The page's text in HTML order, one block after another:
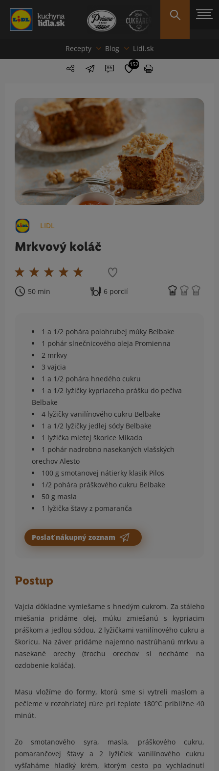
Recepty Blog Lidl.sk
86 152
LIDL
Mrkvový koláč
50 min 6 porcií
1 a 1/2 pohára polohrubej múky Belbake
1 pohár slnečnicového oleja Promienna
2 mrkvy
3 vajcia
1 a 1/2 pohára hnedého cukru
1 a 1/2 lyžičky kypriaceho prášku do pečiva
Belbake
4 lyžičky vanilínového cukru Belbake
1 a 1/2 lyžičky jedlej sódy Belbake
1 lyžička mletej škorice Mikado
1 pohár nadrobno nasekaných vlašských
orechov Alesto
100 g smotanovej nátierky klasik Pilos
1/2 pohára práškového cukru Belbake
50 g masla
1 lyžička šťavy z pomaranča
Poslať nákupný zoznam
Postup
Vajcia dôkladne vymiešame s hnedým cukrom. Za stáleho
miešania pridáme olej, múku zmiešanú s kypriacim
práškom a jedlou sódou, 2 lyžičkami vanilínového cukru a
škoricu. Na záver pridáme najemno nastrúhanú mrkvu a
nasekané orechy (trochu orechov si necháme na
ozdobenie koláča).
Masu vložíme do formy, ktorú sme si vytreli maslom a
pečieme v rozohriatej rúre pri teplote 180°C približne 40
minút.
Zo smotanového syra, masla, práškového cukru,
pomarančovej šťavy a 2 lyžičiek vanilínového cukru
vyšľaháme hladký krém, ktorým cesto po vychladnutí